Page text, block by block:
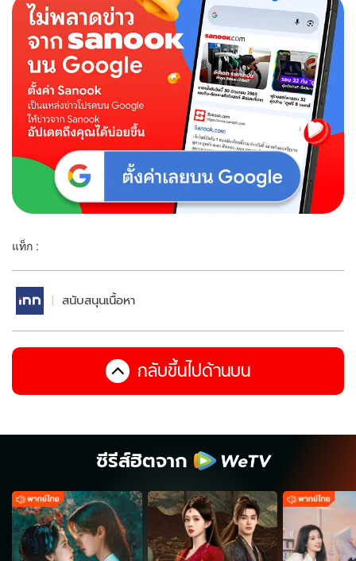
แท็ก :
สนับสนุนเนื้อหา
กลับขึ้นไปด้านบน
ซีรีส์ฮิตจาก